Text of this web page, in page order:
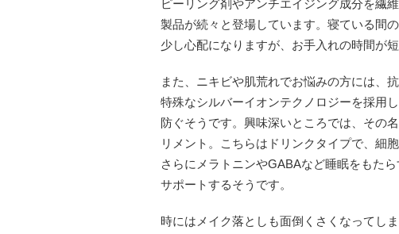
ピーリング剤やアンチエイジング成分を繊
製品が続々と登場しています。寝ている間
少し心配になりますが、お手入れの時間が
また、ニキビや肌荒れでお悩みの方には、
特殊なシルバーイオンテクノロジーを採用
防ぐそうです。興味深いところでは、その
リメント。こちらはドリンクタイプで、細
さらにメラトニンやGABAなど睡眠をもた
サポートするそうです。
時にはメイク落としも面倒くさくなってし